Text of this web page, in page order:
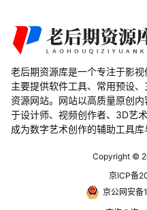
老后期资源库是一个专注于影视
主要提供软件工具、常用预设
资源网站。网站以高质量原创
于设计师、视频创作者、3D艺
成为数字艺术创作的辅助工具库
Copyright ©
京ICP备
京公网安